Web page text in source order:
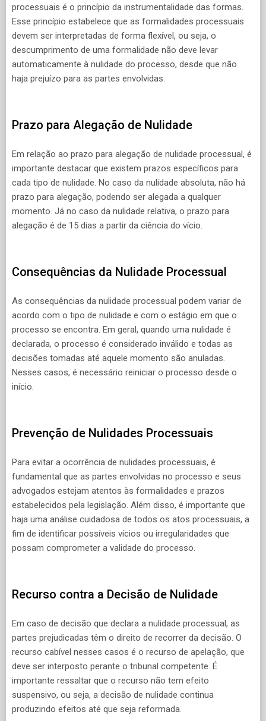
processuais é o princípio da instrumentalidade das formas.
Esse princípio estabelece que as formalidades processuais
devem ser interpretadas de forma flexível, ou seja, o
descumprimento de uma formalidade não deve levar
automaticamente à nulidade do processo, desde que não
haja prejuízo para as partes envolvidas.
Prazo para Alegação de Nulidade
Em relação ao prazo para alegação de nulidade processual, é
importante destacar que existem prazos específicos para
cada tipo de nulidade. No caso da nulidade absoluta, não há
prazo para alegação, podendo ser alegada a qualquer
momento. Já no caso da nulidade relativa, o prazo para
alegação é de 15 dias a partir da ciência do vício.
Consequências da Nulidade Processual
As consequências da nulidade processual podem variar de
acordo com o tipo de nulidade e com o estágio em que o
processo se encontra. Em geral, quando uma nulidade é
declarada, o processo é considerado inválido e todas as
decisões tomadas até aquele momento são anuladas.
Nesses casos, é necessário reiniciar o processo desde o
início.
Prevenção de Nulidades Processuais
Para evitar a ocorrência de nulidades processuais, é
fundamental que as partes envolvidas no processo e seus
advogados estejam atentos às formalidades e prazos
estabelecidos pela legislação. Além disso, é importante que
haja uma análise cuidadosa de todos os atos processuais, a
fim de identificar possíveis vícios ou irregularidades que
possam comprometer a validade do processo.
Recurso contra a Decisão de Nulidade
Em caso de decisão que declara a nulidade processual, as
partes prejudicadas têm o direito de recorrer da decisão. O
recurso cabível nesses casos é o recurso de apelação, que
deve ser interposto perante o tribunal competente. É
importante ressaltar que o recurso não tem efeito
suspensivo, ou seja, a decisão de nulidade continua
produzindo efeitos até que seja reformada.